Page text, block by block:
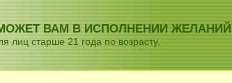
ВАМ В ИСПОЛНЕНИИ ЖЕЛАНИЙ
старше 21 года по возрасту.